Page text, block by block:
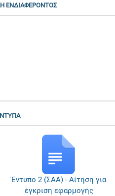
ΕΝΔΙΑΦΕΡΟΝΤΟΣ
Έντυπο 2 (ΣΑΑ) - Αίτηση για
έγκριση εφαρμογής